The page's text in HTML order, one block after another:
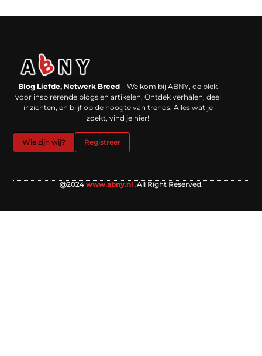
Blog Liefde, Netwerk Breed – Welkom bij ABNY, de plek
voor inspirerende blogs en artikelen. Ontdek verhalen, deel
inzichten, en blijf op de hoogte van trends. Alles wat je
zoekt, vind je hier!
Wie zijn wij? Registreer
@2024 www.abny.nl .All Right Reserved.